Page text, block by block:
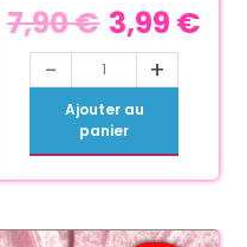
7,90€ 3,99 €
- +
Ajouter au
panier